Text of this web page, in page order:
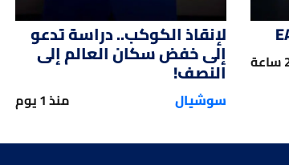
لإنقاذ الكوكب.. دراسة تدعو
إلى خفض سكان العالم إلى
النصف!
سوشيال منذ 1 يوم